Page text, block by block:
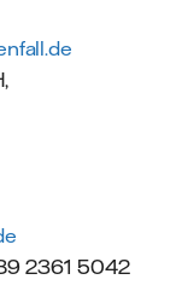
2361 5042